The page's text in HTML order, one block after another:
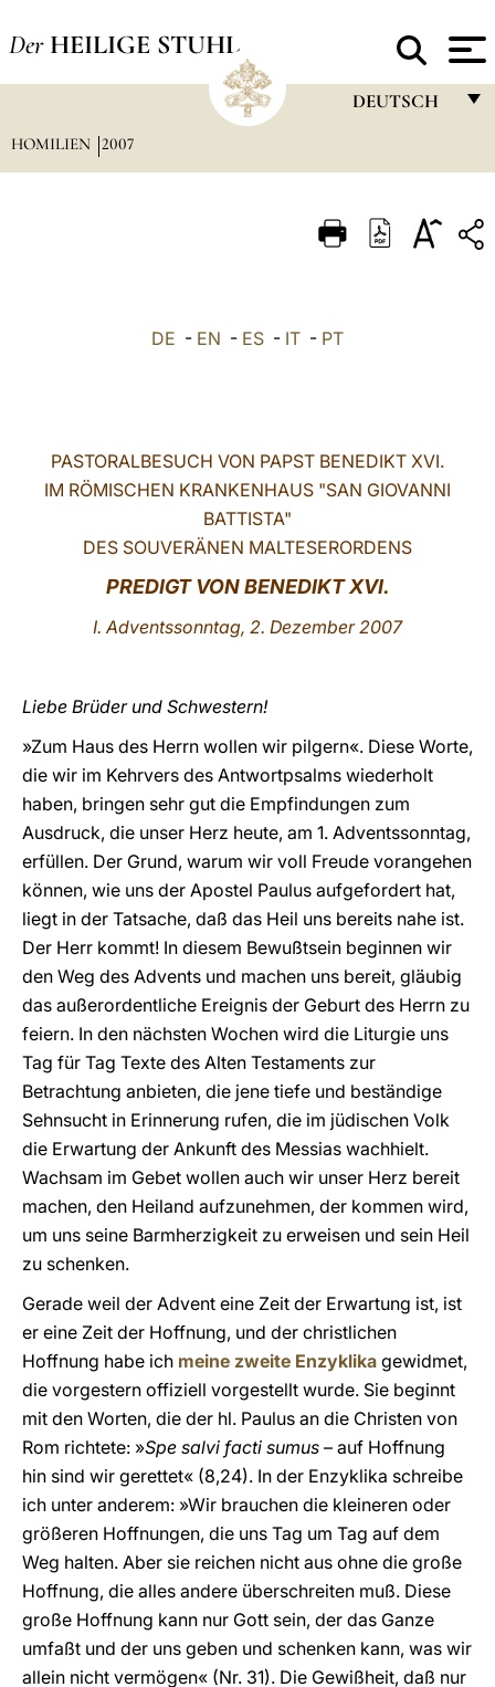
Der HEILIGE STUHL
DEUTSCH
ITALIANO
中文
HOMILIEN 2007
DE - EN - ES - IT - PT
PASTORALBESUCH VON PAPST BENEDIKT XVI.
IM RÖMISCHEN KRANKENHAUS "SAN GIOVANNI
BATTISTA"
DES SOUVERÄNEN MALTESERORDENS
PREDIGT VONBENEDIKT XVI.
I. Adventssonntag, 2. Dezember 2007
Liebe Brüder und Schwestern!
»Zum Haus des Herrn wollen wir pilgern«. Diese Worte,
die wir im Kehrvers des Antwortpsalms wiederholt
haben, bringen sehr gut die Empfindungen zum
Ausdruck, die unser Herz heute, am 1. Adventssonntag,
erfüllen. Der Grund, warum wir voll Freude vorangehen
können, wie uns der Apostel Paulus aufgefordert hat,
liegt in der Tatsache, daß das Heil uns bereits nahe ist.
Der Herr kommt! In diesem Bewußtsein beginnen wir
den Weg des Advents und machen uns bereit, gläubig
das außerordentliche Ereignis der Geburt des Herrn zu
feiern. In den nächsten Wochen wird die Liturgie uns
Tag für Tag Texte des Alten Testaments zur
Betrachtung anbieten, die jene tiefe und beständige
Sehnsucht in Erinnerung rufen, die im jüdischen Volk
die Erwartung der Ankunft des Messias wachhielt.
Wachsam im Gebet wollen auch wir unser Herz bereit
machen, den Heiland aufzunehmen, der kommen wird,
um uns seine Barmherzigkeit zu erweisen und sein Heil
zu schenken.
Gerade weil der Advent eine Zeit der Erwartung ist, ist
er eine Zeit der Hoffnung, und der christlichen
Hoffnung habe ich meine zweite Enzyklika gewidmet,
die vorgestern offiziell vorgestellt wurde. Sie beginnt
mit den Worten, die der hl. Paulus an die Christen von
Rom richtete: »Spe salvi facti sumus – auf Hoffnung
hin sind wir gerettet« (8,24). In der Enzyklika schreibe
ich unter anderem: »Wir brauchen die kleineren oder
größeren Hoffnungen, die uns Tag um Tag auf dem
Weg halten. Aber sie reichen nicht aus ohne die große
Hoffnung, die alles andere überschreiten muß. Diese
große Hoffnung kann nur Gott sein, der das Ganze
umfaßt und der uns geben und schenken kann, was wir
allein nicht vermögen« (Nr. 31). Die Gewißheit, daß nur